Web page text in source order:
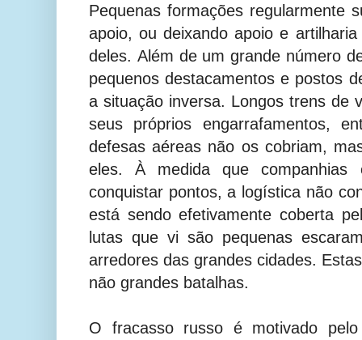
Pequenas formações regularmente
apoio, ou deixando apoio e
deles. Além de um grande número
pequenos destacamentos e postos
a situação inversa. Longos trens de
seus próprios engarrafamentos,
defesas aéreas não os cobriam,
eles.À medida que companhias
conquistar pontos, a logística não
está sendo efetivamente coberta
lutas que vi são pequenas
arredores das grandes cidades.
não grandes batalhas.
O fracasso russo é motivado